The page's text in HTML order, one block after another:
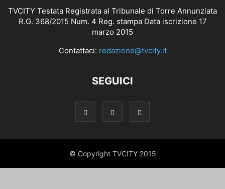
TVCITY Testata Registrata al Tribunale di Torre Annunziata
R.G. 368/2015 Num. 4 Reg. stampa Data iscrizione 17
marzo 2015
Contattaci: redazione@tvcity.it
SEGUICI
© Copyright TVCITY 2015